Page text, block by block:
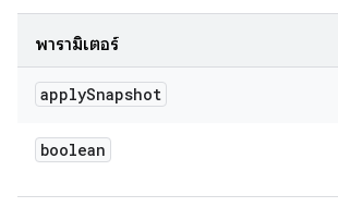
พารามิเตอร์
applySnapshot
boolean